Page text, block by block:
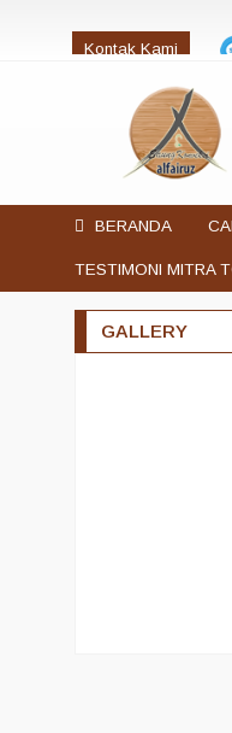
Kontak Kami
BERANDA
TESTIMONI MITRA
GALLERY